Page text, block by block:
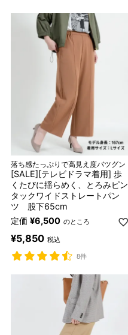
落ち感たっぷりで高見え度バツグン
[SALE][テレビドラマ着用] 歩
くたびに揺らめく、とろみピン
タックワイドストレートパン
ツ 股下65cm
定価 ¥6,500 のところ
¥5,850 税込
8件